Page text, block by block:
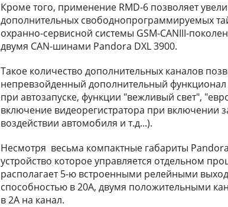
Кроме того, применение RMD-6 позволяет
дополнительных свободнопрограммируемых
охранно-сервисной системы GSM-CANIII-
двумя CAN-шинами Pandora DXL 3900.
Такое количество дополнительных каналов
непревзойденный дополнительный
при автозапуске, функции "вежливый свет",
включение видеорегистратора при включении
воздействии автомобиля и т.д...).
Несмотря весьма компактные габариты
устройство которое управляется отдельном
располагает 5-ю встроенными релейными
способностью в 20А, двумя положительными
в 2А на канал.